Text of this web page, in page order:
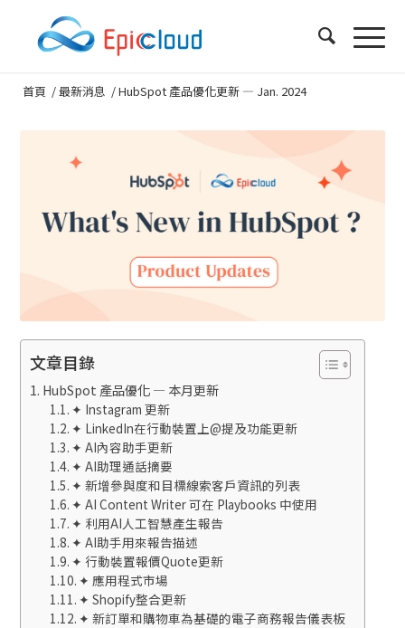
首頁 /最新消息 /HubSpot 產品優化更新 — Jan. 2024
文章目錄
HubSpot 產品優化 — 本月更新
✦ Instagram 更新
✦ LinkedIn在行動裝置上@提及功能更新
✦ AI內容助手更新
✦ AI助理通話摘要
✦ 新增參與度和目標線索客戶資訊的列表
✦ AI Content Writer 可在 Playbooks 中使用
✦ 利用AI人工智慧產生報告
✦ AI助手用來報告描述
✦ 行動裝置報價Quote更新
✦ 應用程式市場
✦ Shopify整合更新
✦ 新訂單和購物車為基礎的電子商務報告儀表板